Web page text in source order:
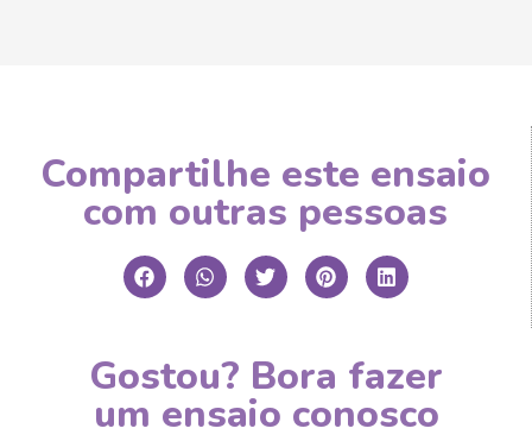
Compartilhe este ensaio
com outras pessoas
Gostou? Bora fazer
um ensaio conosco